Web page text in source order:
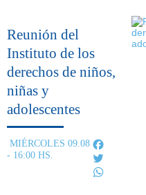
Reunión del
Instituto de los
derechos de niños,
niñas y
adolescentes
MIÉRCOLES 09.08
- 16:00 HS.